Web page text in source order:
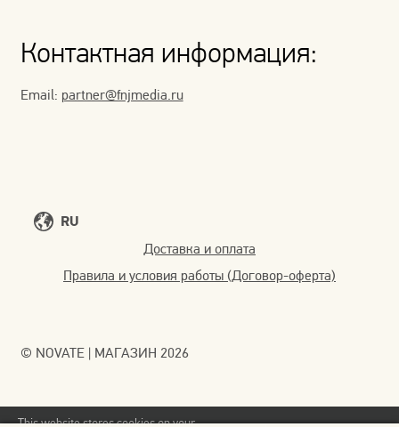
Контактная информация:
Email: partner@fnjmedia.ru
RU
Доставка и оплата
Правила и условия работы (Договор-оферта)
This website stores cookies on your
© NOVATE | МАГАЗИН 2026